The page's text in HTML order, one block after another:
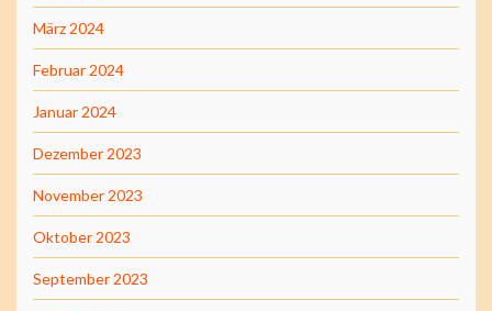
März 2024
Februar 2024
Januar 2024
Dezember 2023
November 2023
Oktober 2023
September 2023